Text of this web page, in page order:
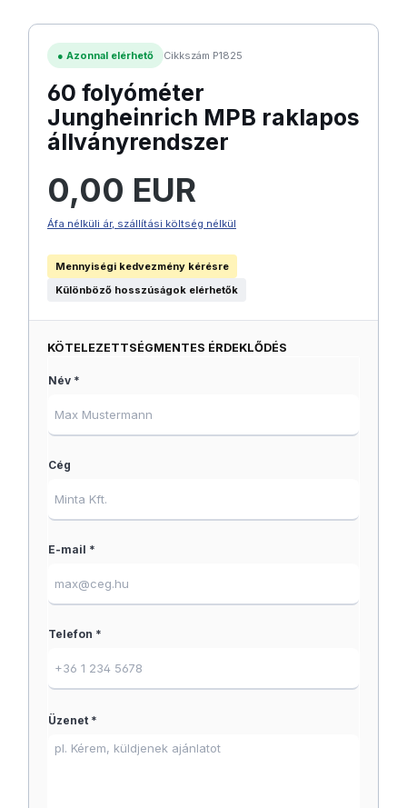
● Azonnal elérhető Cikkszám P1825
60 folyóméter
Jungheinrich MPB raklapos
állványrendszer
0,00 EUR
Áfa nélküli ár, szállítási költség nélkül
Mennyiségi kedvezmény kérésre
Különböző hosszúságok elérhetők
KÖTELEZETTSÉGMENTES ÉRDEKLŐDÉS
Név *
Cég
E-mail *
Telefon *
Üzenet *